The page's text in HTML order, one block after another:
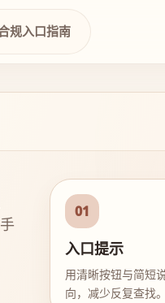
规入口指南
01
入口提示
用清晰按钮与简短
向，减少反复查找。